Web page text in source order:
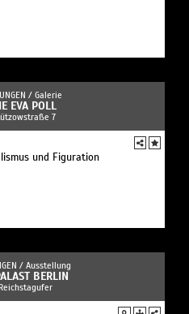
/ Galerie
EVA POLL
7
und Figuration
/ Ausstellung
BERLIN